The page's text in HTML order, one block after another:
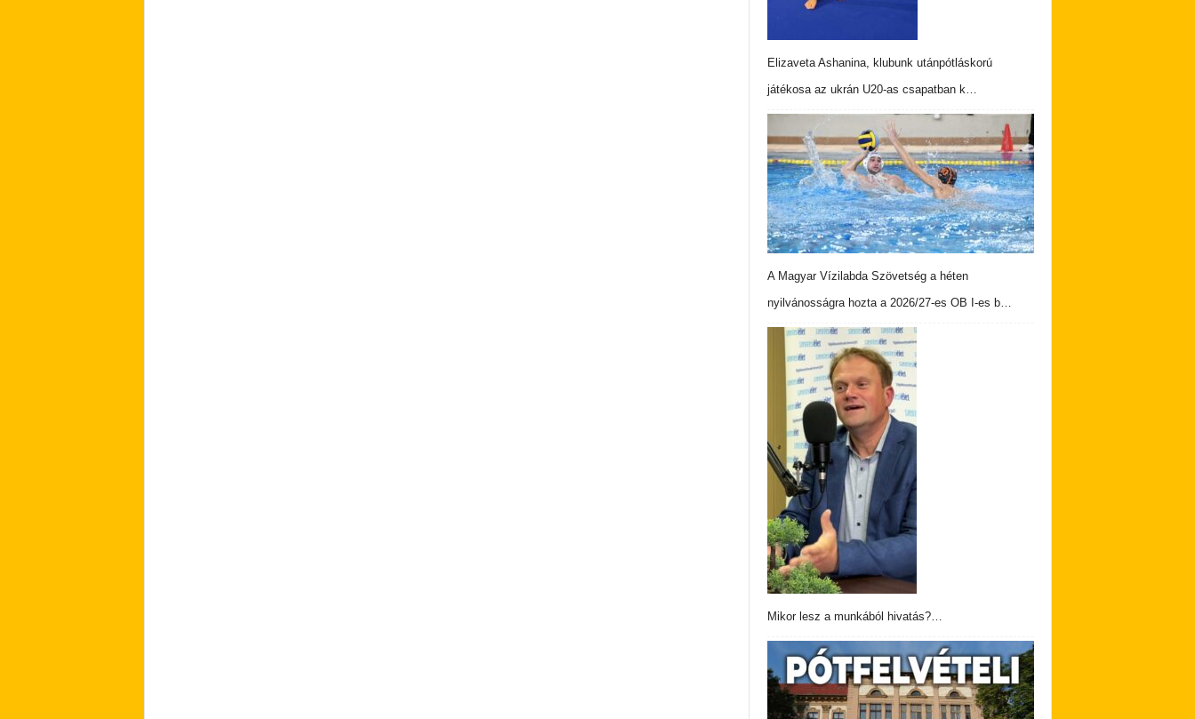
Elizaveta Ashanina, klubunk utánpótláskorú
játékosa az ukrán U20-as csapatban k…
A Magyar Vízilabda Szövetség a héten
nyilvánosságra hozta a 2026/27-es OB I-es b…
Mikor lesz a munkából hivatás?…